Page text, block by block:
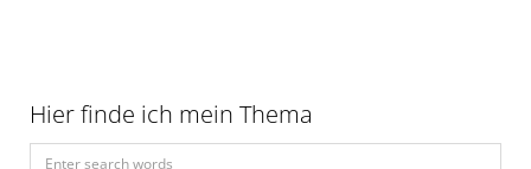
Hier finde ich mein Thema